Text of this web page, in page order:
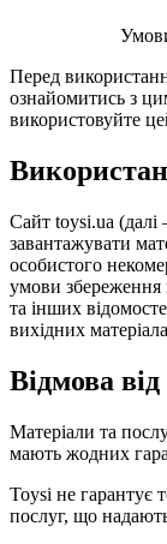
Перед
ознайомитись з
використовуйте
Сайт toysi.ua (далі
завантажувати
особистого
умови збереження
та інших
вихідних
Відмова від
Матеріали та
мають жодних
Toysi не гарантує
послуг, що